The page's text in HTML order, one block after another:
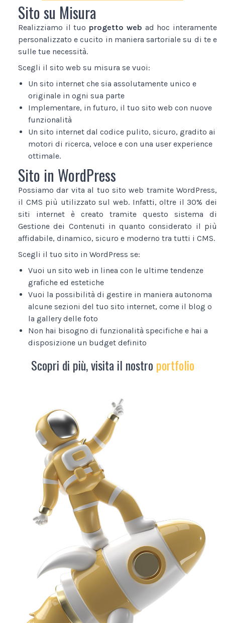
Sito su Misura
Realizziamo il tuo progetto web ad hoc interamente
personalizzato e cucito in maniera sartoriale su di te e
sulle tue necessità.
Scegli il sito web su misura se vuoi:
Un sito internet che sia assolutamente unico e
originale in ogni sua parte
Implementare, in futuro, il tuo sito web con nuove
funzionalità
Un sito internet dal codice pulito, sicuro, gradito ai
motori di ricerca, veloce e con una user experience
ottimale.
Sito in WordPress
Possiamo dar vita al tuo sito web tramite WordPress,
il CMS più utilizzato sul web. Infatti, oltre il 30% dei
siti internet è creato tramite questo sistema di
Gestione dei Contenuti in quanto considerato il più
affidabile, dinamico, sicuro e moderno tra tutti i CMS.
Scegli il tuo sito in WordPress se:
Vuoi un sito web in linea con le ultime tendenze
grafiche ed estetiche
Vuoi la possibilità di gestire in maniera autonoma
alcune sezioni del tuo sito internet, come il blog o
la gallery delle foto
Non hai bisogno di funzionalità specifiche e hai a
disposizione un budget definito
Scopri di più, visita il nostro portfolio